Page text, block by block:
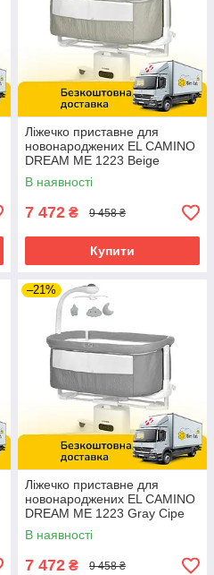
Ліжечко приставне для
новонароджених EL CAMINO
DREAM ME 1223 Beige
Бежеве
В наявності
7 472 ₴ 9 458 ₴
Купити
–21%
Ліжечко приставне для
новонароджених EL CAMINO
DREAM ME 1223 Gray Сіре
В наявності
7 472 ₴ 9 458 ₴